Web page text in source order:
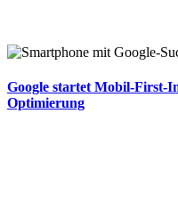
Google startet Mobil-First-
Optimierung